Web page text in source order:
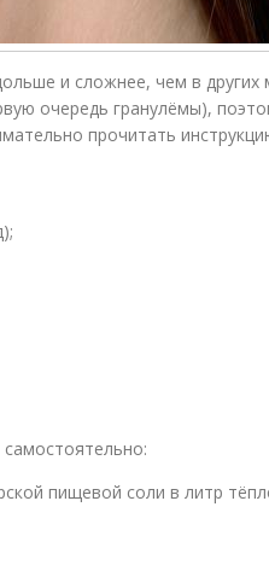
и сложнее, чем в других
очередь гранулёмы),
прочитать
пищевой соли в литр